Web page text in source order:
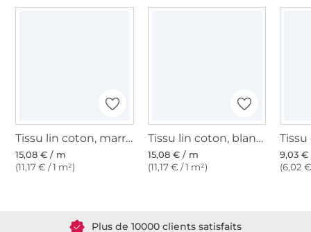
Tissu lin coton, marron clair
15,08 € / m
(11,17 € / 1 m²)
Tissu lin coton, blanc blanc cassé
15,08 € / m
(11,17 € / 1 m²)
9,03
(6,02